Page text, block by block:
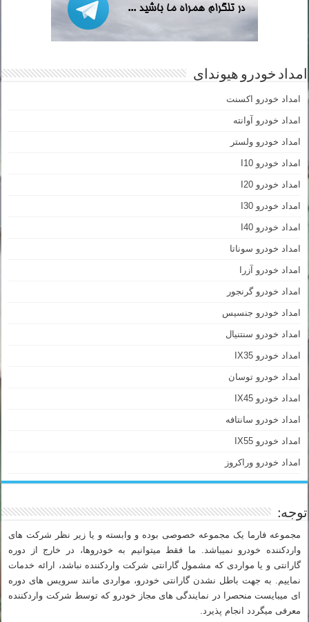
امداد خودرو هیوندای
امداد خودرو اکسنت
امداد خودرو آوانته
امداد خودرو ولستر
امداد خودرو I10
امداد خودرو I20
امداد خودرو I30
امداد خودرو I40
امداد خودرو سوناتا
امداد خودرو آزرا
امداد خودرو گرنجور
امداد خودرو جنسیس
امداد خودرو سنتنیال
امداد خودرو IX35
امداد خودرو توسان
امداد خودرو IX45
امداد خودرو سانتافه
امداد خودرو IX55
امداد خودرو وراکروز
توجه:
مجموعه فارما یک مجموعه خصوصی بوده و وابسته و یا زیر نظر شرکت های
واردکننده خودرو نمیباشد. ما فقط میتوانیم به خودروها، در خارج از دوره
گارانتی و یا مواردی که مشمول گارانتی شرکت واردکننده نباشد، ارائه خدمات
نماییم. به جهت باطل نشدن گارانتی خودرو، مواردی مانند سرویس های دوره
ای میبایست منحصرا در نمایندگی های مجاز خودرو که توسط شرکت واردکننده
معرفی میگردد انجام پذیرد.